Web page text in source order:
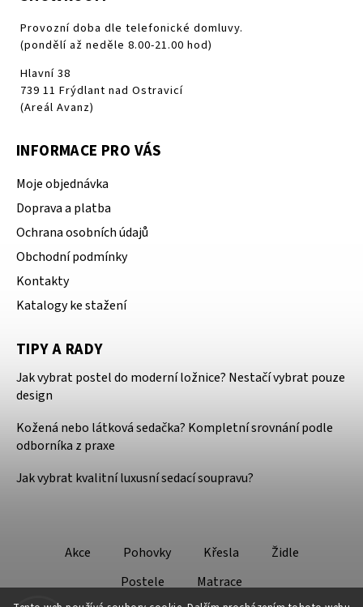
Provozní doba dle telefonické domluvy.
(pondělí až neděle 8.00-21.00 hod)
Hlavní 38
739 11 Frýdlant nad Ostravicí
(Areál Avanz)
INFORMACE PRO VÁS
Moje objednávka
Doprava a platba
Ochrana osobních údajů
Obchodní podmínky
Kontakty
Katalogy ke stažení
TIPY A RADY
Jak vybrat postel do moderní ložnice? Nestačí vybrat pouze
design
Kožená nebo látková sedačka? Kompletní srovnání podle
odborníka z praxe
Jak vybrat kvalitní luxusní sedací soupravu?
Akce Pohovky Křesla
Židle
Postele
Matrace